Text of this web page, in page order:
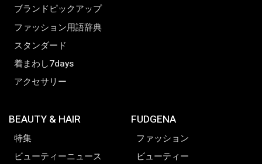
ブランドピックアップ
ファッション用語辞典
スタンダード
着まわし7days
アクセサリー
BEAUTY & HAIR
特集
ビューティーニュース
FUDGENA
ファッション
ビューティー